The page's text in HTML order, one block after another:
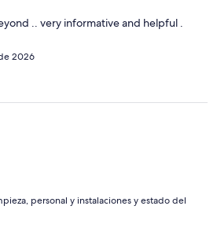
.. very informative and helpful .
2026
personal y instalaciones y estado del